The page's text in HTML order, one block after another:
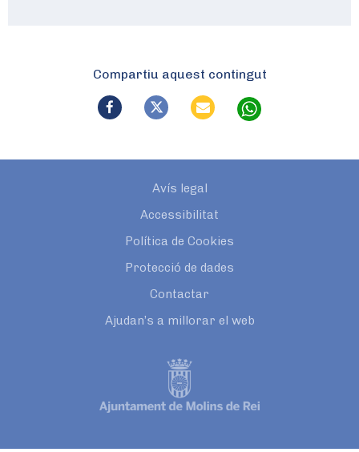
Compartiu aquest contingut
Avís legal
Accessibilitat
Política de Cookies
Protecció de dades
Contactar
Ajudan’s a millorar el web